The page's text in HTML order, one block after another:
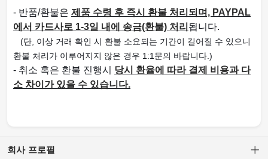
- 반품/환불은 제품 수령 후 즉시 환불 처리되며, PAYPAL
에서 카드사로 1-3일 내에 송금(환불) 처리 됩니다.
(단, 이상 거래 확인 시 환불 소요되는 기간이 길어질 수 있으니
환불 처리가 이루어지지 않은 경우 1:1문의 바랍니다.)
- 취소 혹은 환불 진행시 당시 환율에 따라 결제 비용과 다
소 차이가 있을 수 있습니다.
회사 프로필